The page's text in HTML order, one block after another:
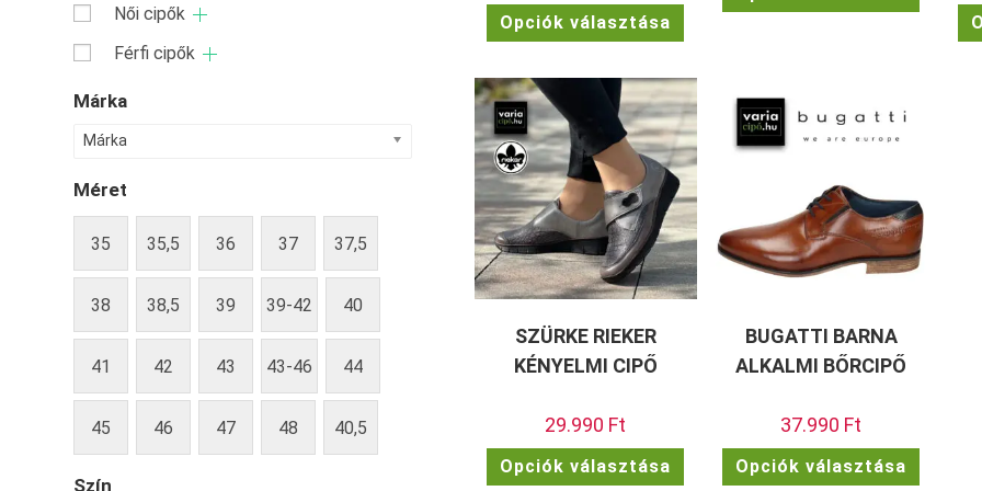
Női cipők
Férfi cipők
Márka
Márka
Méret
35 35,5 36 37 37,5
38 38,5 39 39-42 40
41 42 43 43-46 44
45 46 47 48 40,5
Szín
Opciók választása
Ennek
terméknek
van.
A
változatok
a
termékoldalon
választhatók
SZÜRKE RIEKER
KÉNYELMI CIPŐ
29.990 Ft
Opciók választása
terméknek
BUGATTI BARNA
ALKALMI BŐRCIPŐ
37.990 Ft
Opciók választása